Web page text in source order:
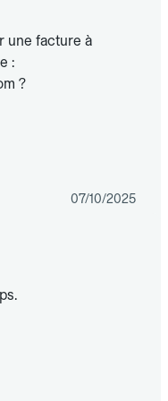
une facture à
:
?
07/10/2025